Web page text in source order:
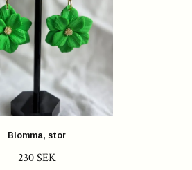
Blomma, stor
230 SEK